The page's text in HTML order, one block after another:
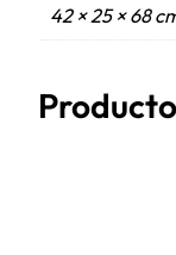
42 × 25 × 68